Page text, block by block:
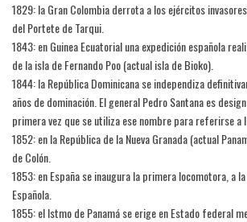
1829: la Gran Colombia derrota a los ejércitos
del Portete de Tarqui.
1843: en Guinea Ecuatorial una expedición española
de la isla de Fernando Poo (actual isla de Bioko).
1844: la República Dominicana se independiza
años de dominación. El general Pedro Santana es
primera vez que se utiliza ese nombre para referirse a
1852: en la República de la Nueva Granada (actual
de Colón.
1853: en España se inaugura la primera locomotora, a
Española.
1855: el Istmo de Panamá se erige en Estado federal